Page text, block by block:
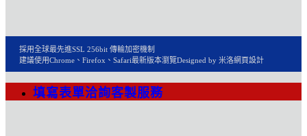
採用全球最先進SSL 256bit 傳輸加密機制
建議使用Chrome、Firefox、Safari最新版本瀏覽Designed by 米洛網頁設計
填寫表單洽詢客製服務